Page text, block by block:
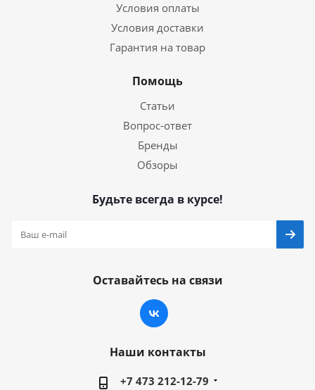
Условия оплаты
Условия доставки
Гарантия на товар
Помощь
Статьи
Вопрос-ответ
Бренды
Обзоры
Будьте всегда в курсе!
Оставайтесь на связи
Наши контакты
+7 473 212-12-79